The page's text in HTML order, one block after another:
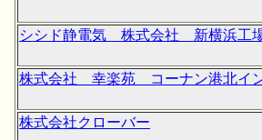
シシド静電気 株式会社 新横浜工
株式会社 幸楽苑 コーナン港北イ
株式会社クローバー